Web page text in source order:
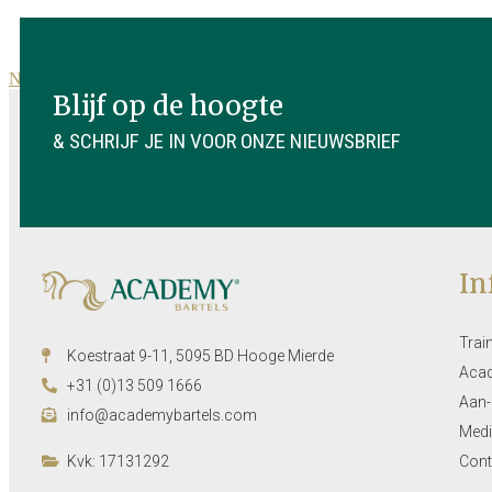
News overview
Blijf op de hoogte
& SCHRIJF JE IN VOOR ONZE NIEUWSBRIEF
Koestraat 9-11, 5095 BD Hooge Mierde
+31 (0)13 509 1666
info@academybartels.com
Kvk: 17131292